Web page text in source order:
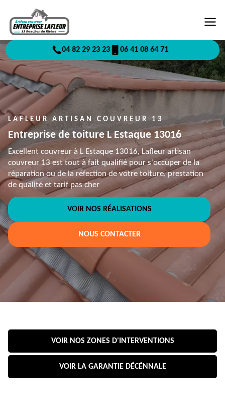
04 82 29 23 23 06 41 08 64 71
LAFLEUR ARTISAN COUVREUR 13
Entreprise de toiture L Estaque 13016
Excellent couvreur à L Estaque 13016, Lafleur artisan
couvreur 13 est tout à fait qualifié pour s'occuper de la
réparation ou de la réfection de votre toiture, prestation
de qualité et tarif pas cher
VOIR NOS RÉALISATIONS
NOUS CONTACTER
VOIR NOS ZONES D'INTERVENTIONS
VOIR LA GARANTIE DÉCÉNNALE